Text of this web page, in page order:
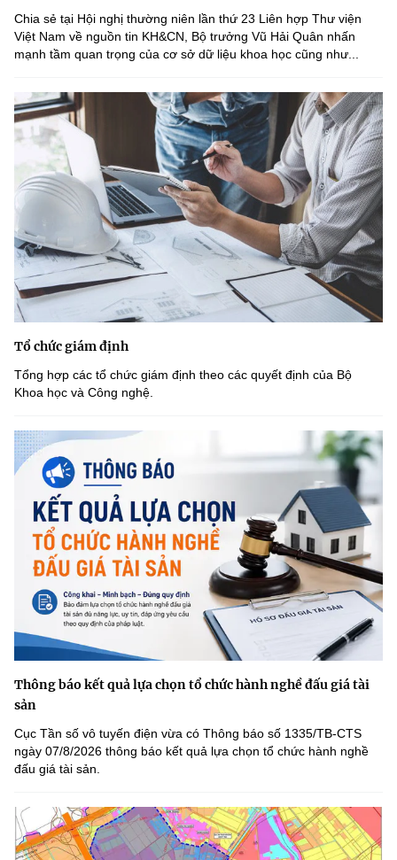
Điện thoại: 024 3936 9506
Email:
stc@mst.gov.vn
©2026 Bản quyền thuộc Bộ Khoa Học và Công Nghệ
website này)
Chia sẻ tại Hội nghị thường niên lần thứ 23 Liên hợp Thư viện
Việt Nam về nguồn tin KH&CN, Bộ trưởng Vũ Hải Quân nhấn
mạnh tầm quan trọng của cơ sở dữ liệu khoa học cũng như...
Tổ chức giám định
Tổng hợp các tổ chức giám định theo các quyết định của Bộ
Khoa học và Công nghệ.
Thông báo kết quả lựa chọn tổ chức hành nghề đấu giá tài
sản
Cục Tần số vô tuyến điện vừa có Thông báo số 1335/TB-CTS
ngày 07/8/2026 thông báo kết quả lựa chọn tổ chức hành nghề
đấu giá tài sản.